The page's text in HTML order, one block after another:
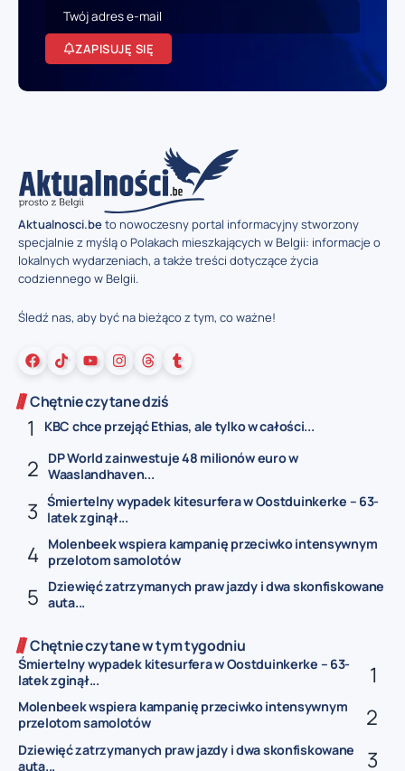
ZAPISUJĘ SIĘ
Aktualnosci.beto nowoczesny portal informacyjny stworzony
specjalnie z myślą o Polakach mieszkających w Belgii: informacje o
lokalnych wydarzeniach, a także treści dotyczące życia
codziennego w Belgii.
Śledź nas, aby być na bieżąco z tym, co ważne!
Chętnie czytane dziś
KBC chce przejąć Ethias, ale tylko w całości...
DP World zainwestuje 48 milionów euro w
Waaslandhaven...
Śmiertelny wypadek kitesurfera w Oostduinkerke – 63-
latek zginął...
Molenbeek wspiera kampanię przeciwko intensywnym
przelotom samolotów
Dziewięć zatrzymanych praw jazdy i dwa skonfiskowane
auta...
Chętnie czytane w tym tygodniu
Śmiertelny wypadek kitesurfera w Oostduinkerke – 63-
latek zginął...
Molenbeek wspiera kampanię przeciwko intensywnym
przelotom samolotów
Dziewięć zatrzymanych praw jazdy i dwa skonfiskowane
auta...